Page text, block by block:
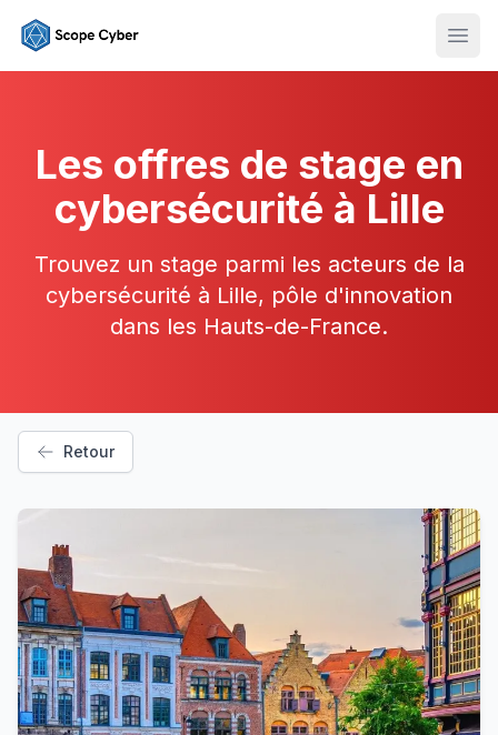
Les offres de stage en
cybersécurité à Lille
Trouvez un stage parmi les acteurs de la
cybersécurité à Lille, pôle d'innovation
dans les Hauts-de-France.
Retour